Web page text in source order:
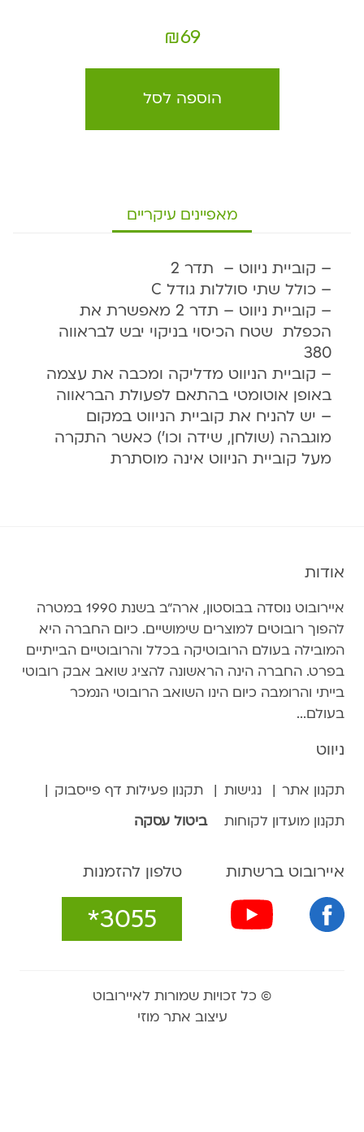
₪69
הוספה לסל
מאפיינים עיקריים
– קוביית ניווט – תדר 2
– כולל שתי סוללות גודל C
– קוביית ניווט – תדר 2 מאפשרת את
הכפלת שטח הכיסוי בניקוי יבש לבראווה
380
– קוביית הניווט מדליקה ומכבה את עצמה
באופן אוטומטי בהתאם לפעולת הבראווה
– יש להניח את קוביית הניווט במקום
מוגבהה (שולחן, שידה וכו') כאשר התקרה
מעל קוביית הניווט אינה מוסתרת
אודות
איירובוט נוסדה בבוסטון, ארה״ב בשנת 1990 במטרה
להפוך רובוטים למוצרים שימושיים. כיום החברה היא
המובילה בעולם הרובוטיקה בכלל והרובוטיים הבייתיים
בפרט. החברה הינה הראשונה להציג שואב אבק רובוטי
בייתי והרומבה כיום הינו השואב הרובוטי הנמכר
בעולם...
ניווט
תקנון אתר נגישות
תקנון פעילות דף פייסבוק
תקנון מועדון לקוחות
ביטול עסקה
איירובוט ברשתות טלפון להזמנות
*3055
© כל זכויות שמורות לאיירובוט
עיצוב אתר מוזי